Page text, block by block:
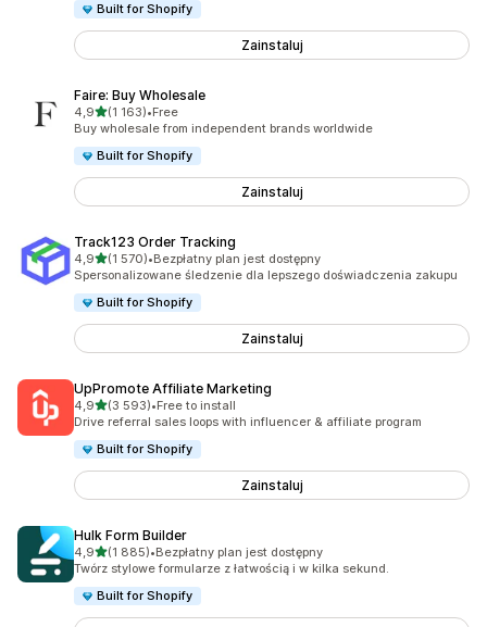
Built for Shopify
Zainstaluj
Faire: Buy Wholesale
4,9na 5 gwiazdek
(1 163)
Łączna liczba recenzji: 1163
•Free
Buy wholesale from independent brands worldwide
Built for Shopify
Zainstaluj
Track123 Order Tracking
4,9na 5 gwiazdek
(1 570)
Łączna liczba recenzji: 1570
•Bezpłatny plan jest dostępny
Spersonalizowane śledzenie dla lepszego doświadczenia zakupu
Built for Shopify
Zainstaluj
UpPromote Affiliate Marketing
4,9na 5 gwiazdek
(3 593)
Łączna liczba recenzji: 3593
•Free to install
Drive referral sales loops with influencer & affiliate program
Built for Shopify
Zainstaluj
Hulk Form Builder
4,9na 5 gwiazdek
(1 885)
Łączna liczba recenzji: 1885
•Bezpłatny plan jest dostępny
Twórz stylowe formularze z łatwością i w kilka sekund.
Built for Shopify